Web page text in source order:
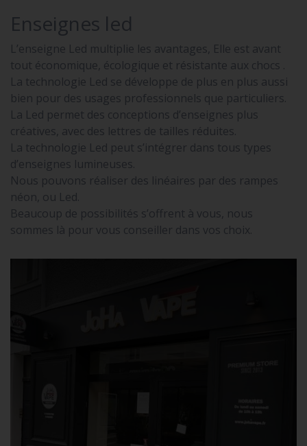
Enseignes led
L’enseigne Led multiplie les avantages, Elle est avant
tout économique, écologique et résistante aux chocs .
La technologie Led se développe de plus en plus aussi
bien pour des usages professionnels que particuliers.
La Led permet des conceptions d’enseignes plus
créatives, avec des lettres de tailles réduites.
La technologie Led peut s’intégrer dans tous types
d’enseignes lumineuses.
Nous pouvons réaliser des linéaires par des rampes
néon, ou Led.
Beaucoup de possibilités s’offrent à vous, nous
sommes là pour vous conseiller dans vos choix.